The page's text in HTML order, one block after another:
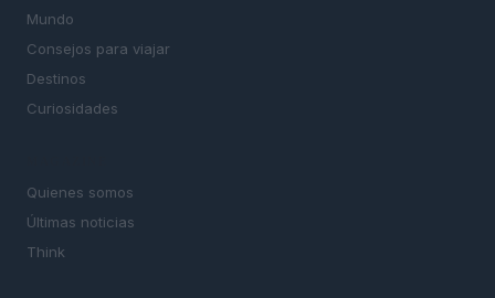
Mundo
Consejos para viajar
Destinos
Curiosidades
Quienes somos
Últimas noticias
Think